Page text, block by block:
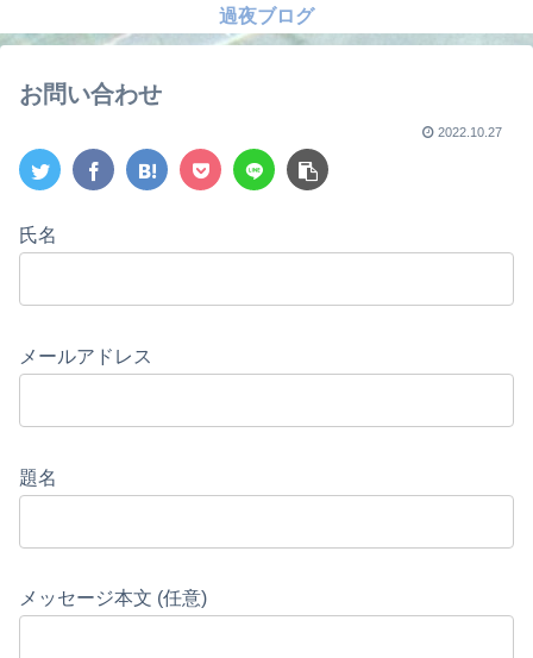
過夜ブログ
お問い合わせ
2022.10.27
氏名
メールアドレス
題名
メッセージ本文 (任意)